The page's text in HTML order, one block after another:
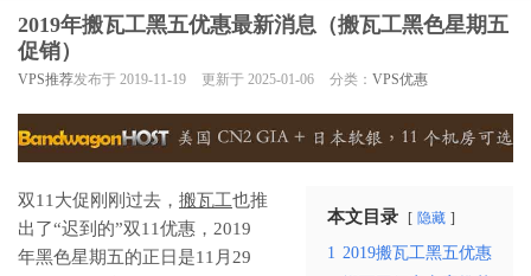
2019年搬瓦工黑五优惠最新消息（搬瓦工黑色星期五
促销）
VPS推荐发布于 2019-11-19 更新于 2025-01-06 分类： VPS优惠
本文目录 隐藏
1 2019搬瓦工黑五优惠
双11大促刚刚过去， 搬瓦工也推
出了“迟到的”双11优惠，2019
年黑色星期五的正日是11月29